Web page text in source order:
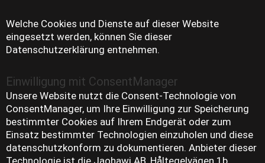
Welche Cookies und Dienste auf dieser Website
eingesetzt werden, können Sie dieser
Datenschutzerklärung entnehmen.
Einwilligung mit ConsentManager
Unsere Website nutzt die Consent-Technologie von
ConsentManager, um Ihre Einwilligung zur Speicherung
bestimmter Cookies auf Ihrem Endgerät oder zum
Einsatz bestimmter Technologien einzuholen und diese
datenschutzkonform zu dokumentieren. Anbieter dieser
Technologie ist die Jaohawi AB, Håltegelvägen 1b,